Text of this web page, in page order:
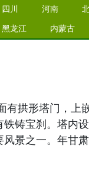
四川 河南
黑龙江 内蒙古
拱形塔门，上
铸宝刹。塔内
景之一。年甘